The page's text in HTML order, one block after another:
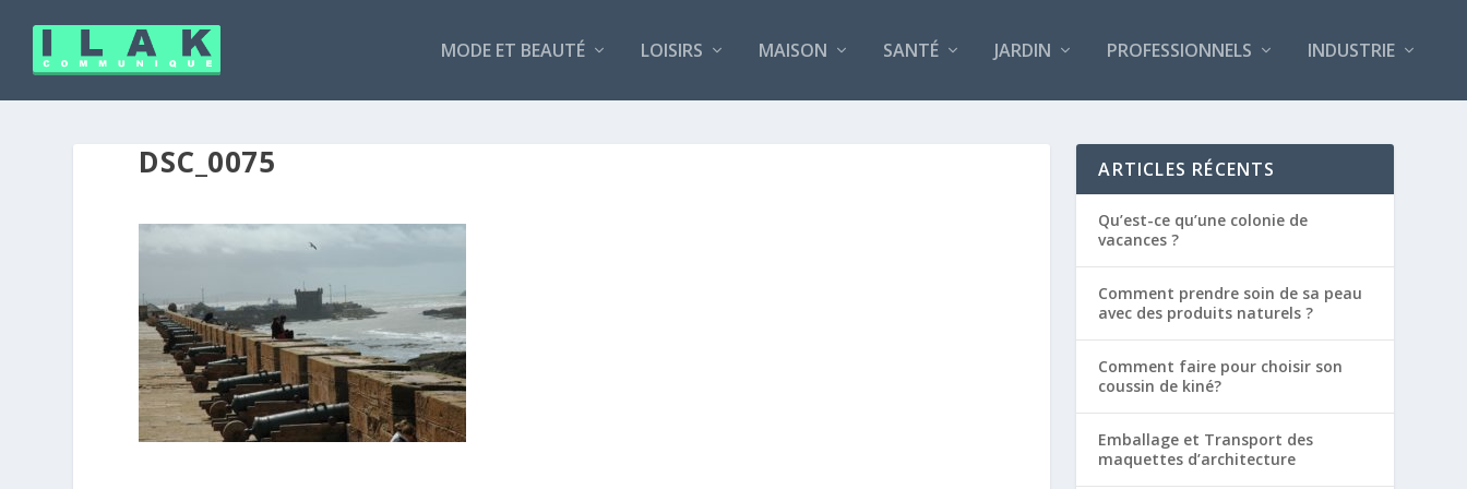
MODE ET BEAUTÉ LOISIRS MAISON SANTÉ JARDIN PROFESSIONNELS INDUSTRIE
DSC_0075 ARTICLES RÉCENTS
Qu’est-ce qu’une colonie de
vacances ?
Comment prendre soin de sa peau
avec des produits naturels ?
Comment faire pour choisir son
coussin de kiné?
Emballage et Transport des
maquettes d’architecture